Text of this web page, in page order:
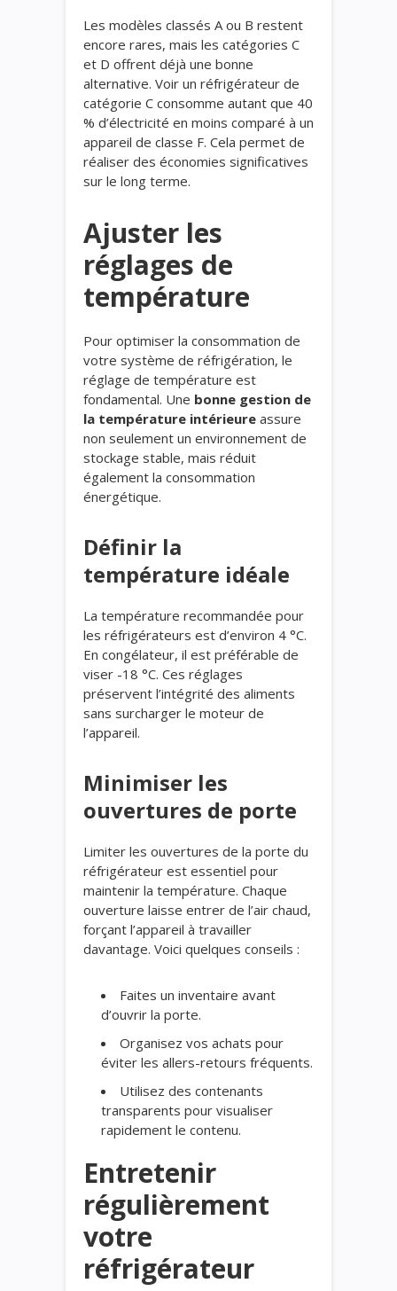
Les modèles classés A ou B restent
encore rares, mais les catégories C
et D offrent déjà une bonne
alternative. Voir un réfrigérateur de
catégorie C consomme autant que 40
% d’électricité en moins comparé à un
appareil de classe F. Cela permet de
réaliser des économies significatives
sur le long terme.
Ajuster les
réglages de
température
Pour optimiser la consommation de
votre système de réfrigération, le
réglage de température est
fondamental. Une bonne gestion de
la température intérieure assure
non seulement un environnement de
stockage stable, mais réduit
également la consommation
énergétique.
Définir la
température idéale
La température recommandée pour
les réfrigérateurs est d’environ 4 °C.
En congélateur, il est préférable de
viser -18 °C. Ces réglages
préservent l’intégrité des aliments
sans surcharger le moteur de
l’appareil.
Minimiser les
ouvertures de porte
Limiter les ouvertures de la porte du
réfrigérateur est essentiel pour
maintenir la température. Chaque
ouverture laisse entrer de l’air chaud,
forçant l’appareil à travailler
davantage. Voici quelques conseils :
Faites un inventaire avant
d’ouvrir la porte.
Organisez vos achats pour
éviter les allers-retours fréquents.
Utilisez des contenants
transparents pour visualiser
rapidement le contenu.
Entretenir
régulièrement
votre
réfrigérateur